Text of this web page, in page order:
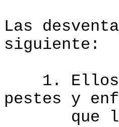
Las
siguiente:
1. Ellos
pestes y
que las